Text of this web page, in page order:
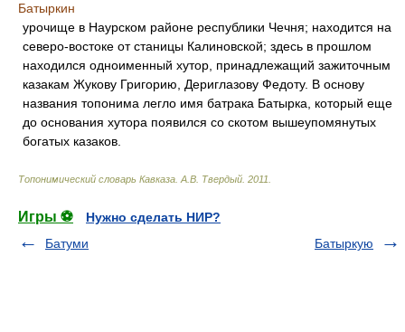
Батыркин
урочище в Наурском районе республики Чечня; находится на
северо-востоке от станицы Калиновской; здесь в прошлом
находился одноименный хутор, принадлежащий зажиточным
казакам Жукову Григорию, Дериглазову Федоту. В основу
названия топонима легло имя батрака Батырка, который еще
до основания хутора появился со скотом вышеупомянутых
богатых казаков.
Топонимический словарь Кавказа А.В. Твердый 2011
Игры ⚽
Нужно сделать НИР?
Батуми
Батыркую